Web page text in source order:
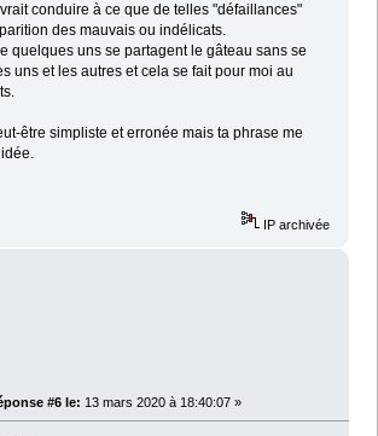
conduire à ce que de telles "défaillances"
des mauvais ou indélicats.
quelques uns se partagent le gâteau sans se
uns et les autres et cela se fait pour moi au
être simpliste et erronée mais ta phrase me
IP archivée
#6 le: 13 mars 2020 à 18:40:07 »